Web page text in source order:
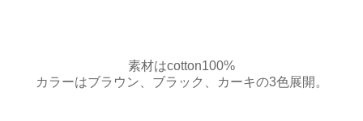
素材はcotton100%
カラーはブラウン、ブラック、カーキの3色展開。